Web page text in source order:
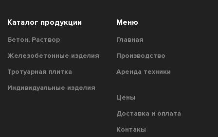
Каталог продукции
Бетон, Раствор
Железобетонные изделия
Тротуарная плитка
Индивидуальные изделия
Меню
Главная
Производство
Аренда техники
Цены
Доставка и оплата
Контакы